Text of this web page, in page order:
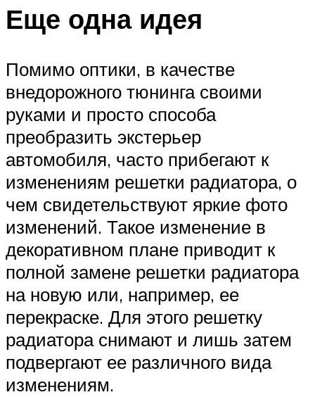
Еще одна идея
Помимо оптики, в качестве
внедорожного тюнинга своими
руками и просто способа
преобразить экстерьер
автомобиля, часто прибегают к
изменениям решетки радиатора, о
чем свидетельствуют яркие фото
изменений. Такое изменение в
декоративном плане приводит к
полной замене решетки радиатора
на новую или, например, ее
перекраске. Для этого решетку
радиатора снимают и лишь затем
подвергают ее различного вида
изменениям.